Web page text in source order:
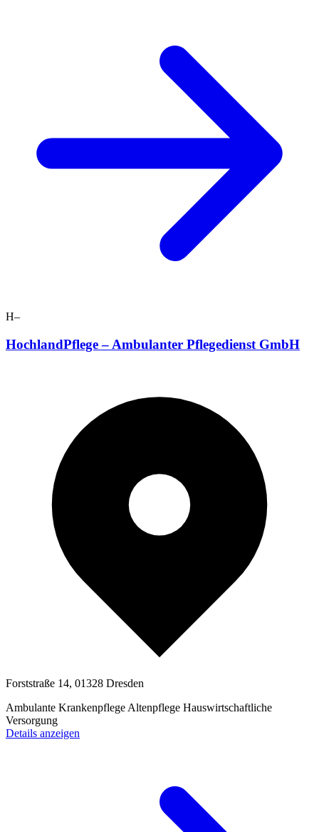
H–
HochlandPflege – Ambulanter Pflegedienst GmbH
Forststraße 14, 01328 Dresden
Ambulante Krankenpflege Altenpflege Hauswirtschaftliche
Versorgung
Details anzeigen